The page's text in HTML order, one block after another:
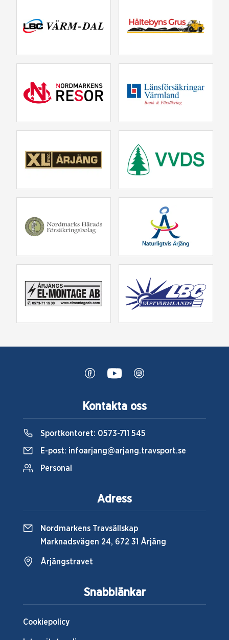
Snabblänkar
Cookiepolicy
Kontakta oss
Sportkontoret: 0573-711 545
E-post: infoarjang@arjang.travsport.se
Personal
Adress
Nordmarkens Travsällskap
Marknadsvägen 24, 672 31 Årjäng
Årjängstravet